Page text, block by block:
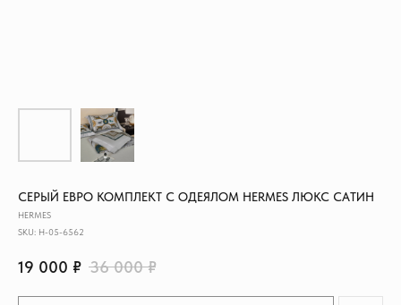
СЕРЫЙ ЕВРО КОМПЛЕКТ С ОДЕЯЛОМ HERMES ЛЮКС САТИН
HERMES
SKU: H-05-6562
19 000 ₽ 36 000 ₽